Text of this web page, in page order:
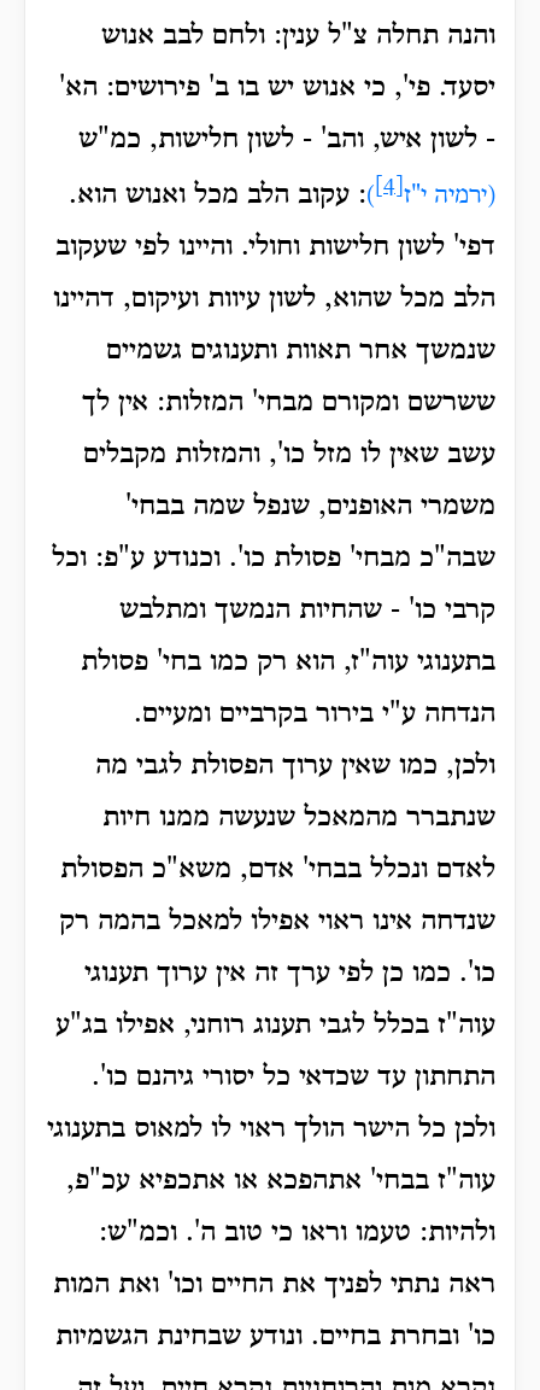
והנה תחלה צ"ל ענין: ולחם לבב אנוש
יסעד. פי', כי אנוש יש בו ב' פירושים: הא'
- לשון איש, והב' - לשון חלישות, כמ"ש
(ירמיה י"ז ): עקוב הלב מכל ואנוש הוא.
דפי' לשון חלישות וחולי. והיינו לפי שעקוב
הלב מכל שהוא, לשון עיוות ועיקום, דהיינו
שנמשך אחר תאוות ותענוגים גשמיים
ששרשם ומקורם מבחי' המזלות: אין לך
עשב שאין לו מזל כו', והמזלות מקבלים
משמרי האופנים, שנפל שמה בבחי'
שבה"כ מבחי' פסולת כו'. וכנודע ע"פ: וכל
קרבי כו' - שהחיות הנמשך ומתלבש
בתענוגי עוה"ז, הוא רק כמו בחי' פסולת
הנדחה ע"י בירור בקרביים ומעיים.
ולכן, כמו שאין ערוך הפסולת לגבי מה
שנתברר מהמאכל שנעשה ממנו חיות
לאדם ונכלל בבחי' אדם, משא"כ הפסולת
שנדחה אינו ראוי אפילו למאכל בהמה רק
כו'. כמו כן לפי ערך זה אין ערוך תענוגי
עוה"ז בכלל לגבי תענוג רוחני, אפילו בג"ע
התחתון עד שכדאי כל יסורי גיהנם כו'.
ולכן כל הישר הולך ראוי לו למאוס בתענוגי
עוה"ז בבחי' אתהפכא או אתכפיא עכ"פ,
ולהיות: טעמו וראו כי טוב ה'. וכמ"ש:
ראה נתתי לפניך את החיים וכו' ואת המות
כו' ובחרת בחיים. ונודע שבחינת הגשמיות